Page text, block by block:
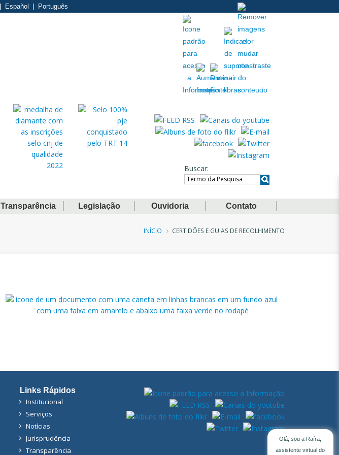
Español Português
Extranet
Buscar
Transparência Legislação Ouvidoria Contato
Trilha
INÍCIO CERTIDÕES E GUIAS DE RECOLHIMENTO
Links Rápidos
Institucional
Serviços
Notícias
Jurisprudência
Transparência
Olá, sou a Raíra,
assistente virtual do